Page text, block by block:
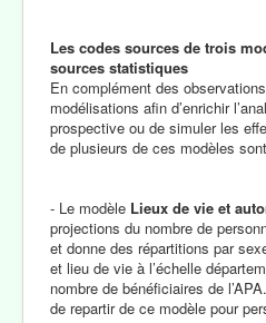
Les codes sources de trois
sources statistiques
En complément des
modélisations afin d’enrichir
prospective ou de simuler les
de plusieurs de ces modèles
- Le modèle Lieux de vie et
projections du nombre de
et donne des répartitions par
et lieu de vie à l’échelle
nombre de bénéficiaires de
de repartir de ce modèle pour